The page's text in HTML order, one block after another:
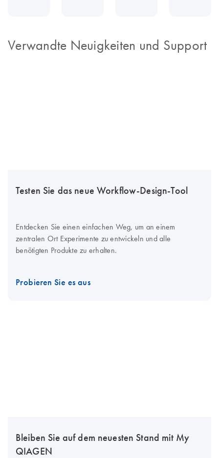
Verwandte Neuigkeiten und Support
Testen Sie das neue Workflow-Design-Tool
Entdecken Sie einen einfachen Weg, um an einem
zentralen Ort Experimente zu entwickeln und alle
benötigten Produkte zu erhalten.
Probieren Sie es aus
Bleiben Sie auf dem neuesten Stand mit My
QIAGEN